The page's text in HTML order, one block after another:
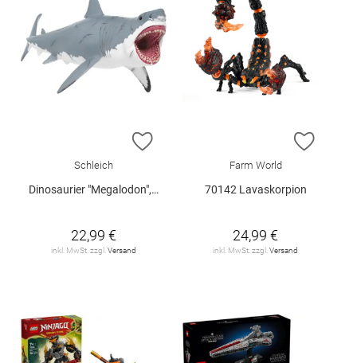
ZUR WUNSCHLISTE HINZUFÜGEN
Schleich
Dinosaurier "Megalodon", Schleich
22,99 €
inkl. MwSt. zzgl. Versand
ZUR
Farm World
70142 Lavaskorpion
24,99 €
inkl. MwSt. zzgl. Versand